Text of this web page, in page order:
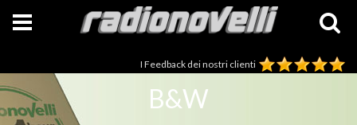
I Feedback dei nostri clienti
B&W